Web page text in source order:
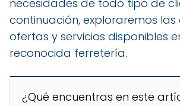
necesidades de todo tipo de
continuación, exploraremos las
ofertas y servicios disponibles
reconocida ferretería.
¿Qué encuentras en este